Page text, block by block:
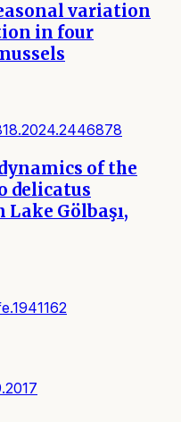
variation
in four
of the
delicatus
Gölbaşı,